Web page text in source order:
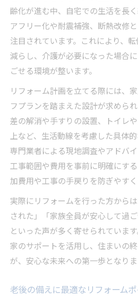
齢化が進む中、自宅での生活を長
アフリー化や耐震補強、断熱改修
注目されています。これにより、
減らし、介護が必要になった場合
ごせる環境が整います。
リフォーム計画を立てる際には、
フプランを踏まえた設計が求めら
差の解消や手すりの設置、トイレ
上など、生活動線を考慮した具体的
専門業者による現地調査やアドバ
工事範囲や費用を事前に明確にす
加費用や工事の手戻りを防ぎやすく
実際にリフォームを行った方から
された」「家族全員が安心して過ご
といった声が多く寄せられていま
家のサポートを活用し、住まいの
が、安心な未来への第一歩となりま
老後の備えに最適なリフォーム